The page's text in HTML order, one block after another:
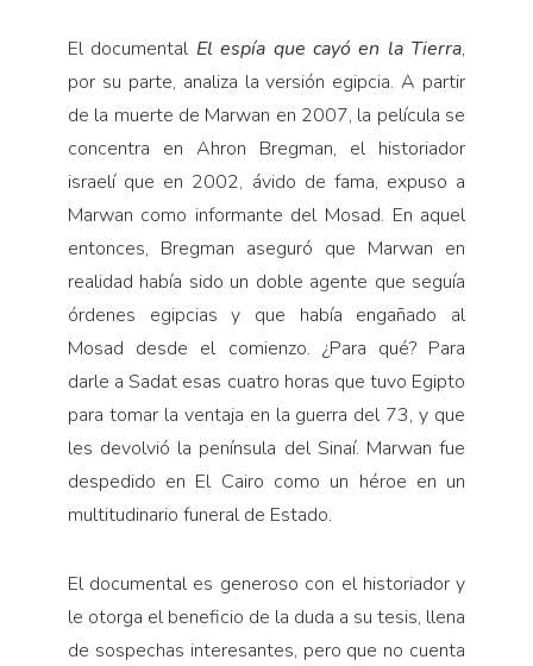
El documental El espía que cayó en la Tierra,
por su parte, analiza la versión egipcia. A partir
de la muerte de Marwan en 2007, la película se
concentra en Ahron Bregman, el historiador
israelí que en 2002, ávido de fama, expuso a
Marwan como informante del Mosad. En aquel
entonces, Bregman aseguró que Marwan en
realidad había sido un doble agente que seguía
órdenes egipcias y que había engañado al
Mosad desde el comienzo. ¿Para qué? Para
darle a Sadat esas cuatro horas que tuvo Egipto
para tomar la ventaja en la guerra del 73, y que
les devolvió la península del Sinaí. Marwan fue
despedido en El Cairo como un héroe en un
multitudinario funeral de Estado.
El documental es generoso con el historiador y
le otorga el beneficio de la duda a su tesis, llena
de sospechas interesantes, pero que no cuenta